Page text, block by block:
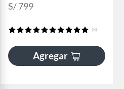
S/ 799
(8)
Agregar